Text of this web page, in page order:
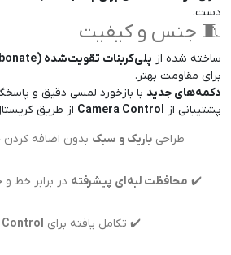
دست.
🧵 جنس و کیفیت
ساخته شده از پلی‌کربنات تقویت‌شده (Reinforced Polycarbonate)
برای مقاومت بهتر.
دکمه‌های جدید با بازخورد لمسی دقیق و
پشتیبانی از Camera Control از طریق
طراحی باریک و سبک بدون اضافه
✔️ محافظت لبه‌ای پیشرفته در برابر خط
✔️ تکامل یافته برای Control